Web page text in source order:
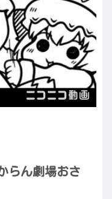
らん劇場おさ